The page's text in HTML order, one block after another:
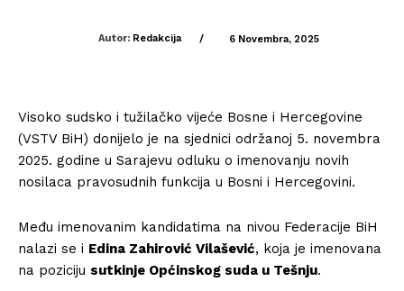
Autor: Redakcija / 6 Novembra, 2025
Visoko sudsko i tužilačko vijeće Bosne i Hercegovine
(VSTV BiH) donijelo je na sjednici održanoj 5. novembra
2025. godine u Sarajevu odluku o imenovanju novih
nosilaca pravosudnih funkcija u Bosni i Hercegovini.
Među imenovanim kandidatima na nivou Federacije BiH
nalazi se i Edina Zahirović Vilašević, koja je imenovana
na poziciju sutkinje Općinskog suda u Tešnju.